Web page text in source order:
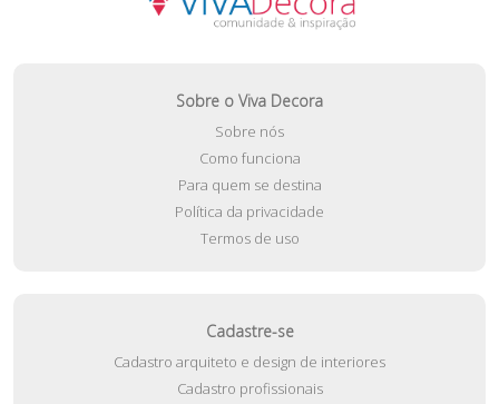
Sobre o Viva Decora
Sobre nós
Como funciona
Para quem se destina
Política da privacidade
Termos de uso
Cadastre-se
Cadastro arquiteto e design de interiores
Cadastro profissionais